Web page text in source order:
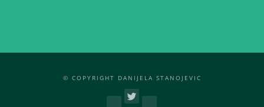
© COPYRIGHT DANIJELA STANOJEVIC